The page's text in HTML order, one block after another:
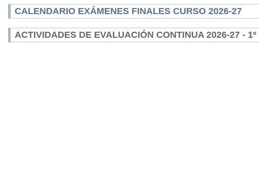
CALENDARIO EXÁMENES FINALES CURSO 2026-27
ACTIVIDADES DE EVALUACIÓN CONTINUA 2026-27 -